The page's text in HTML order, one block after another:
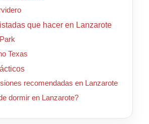
que hacer en Lanzarote
Texas
recomendadas en Lanzarote
dormir en Lanzarote?